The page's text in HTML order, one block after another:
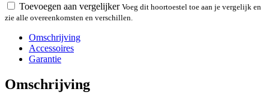
Toevoegen aan vergelijker Voeg dit hoortoestel toe aan je vergelijk en
zie alle overeenkomsten en verschillen.
Omschrijving
Accessoires
Garantie
Omschrijving